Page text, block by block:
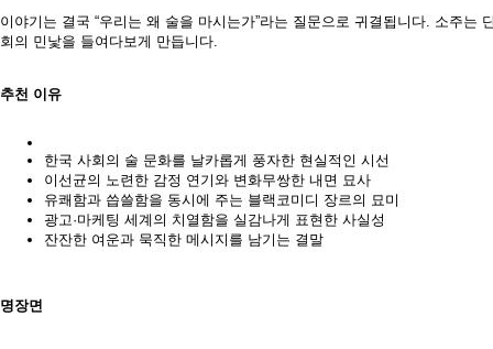
이야기는 결국 “우리는 왜 술을 마시는가”라는 질문으로 귀결됩니다. 소주
회의 민낯을 들여다보게 만듭니다.
추천 이유
한국 사회의 술 문화를 날카롭게 풍자한 현실적인 시선
이선균의 노련한 감정 연기와 변화무쌍한 내면 묘사
유쾌함과 씁쓸함을 동시에 주는 블랙코미디 장르의 묘미
광고·마케팅 세계의 치열함을 실감나게 표현한 사실성
잔잔한 여운과 묵직한 메시지를 남기는 결말
명장면